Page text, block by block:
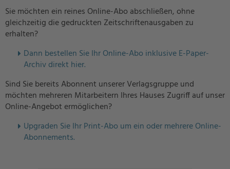
Sie möchten ein reines Online-Abo abschließen, ohne
gleichzeitig die gedruckten Zeitschriftenausgaben zu
erhalten?
Dann bestellen Sie Ihr Online-Abo inklusive E-Paper-
Archiv direkt hier.
Sind Sie bereits Abonnent unserer Verlagsgruppe und
möchten mehreren Mitarbeitern Ihres Hauses Zugriff auf unser
Online-Angebot ermöglichen?
Upgraden Sie Ihr Print-Abo um ein oder mehrere Online-
Abonnements.